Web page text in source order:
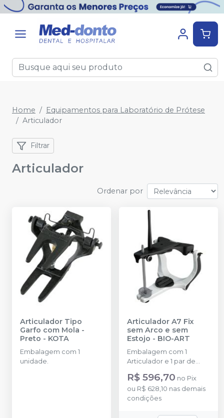
Home
Equipamentos para Laboratório de Prótese
Articulador
Filtrar
Articulador
Ordenar por
Articulador Tipo
Garfo com Mola -
Preto - KOTA
Embalagem com 1
unidade.
Articulador A7 Fix
sem Arco e sem
Estojo - BIO-ART
Embalagem com 1
Articulador e 1 par de
placa de montagem.
R$ 596,70 no Pix
ou R$ 628,10 nas demais
condições